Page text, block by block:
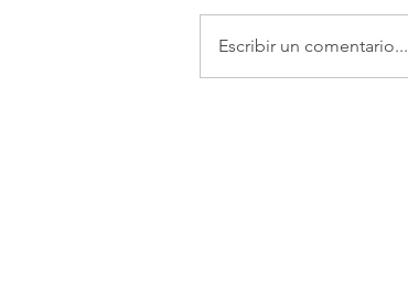
Escribir un comentario...